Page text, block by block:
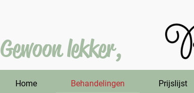
Gewoon lekker,
Home Behandelingen Prijslijst